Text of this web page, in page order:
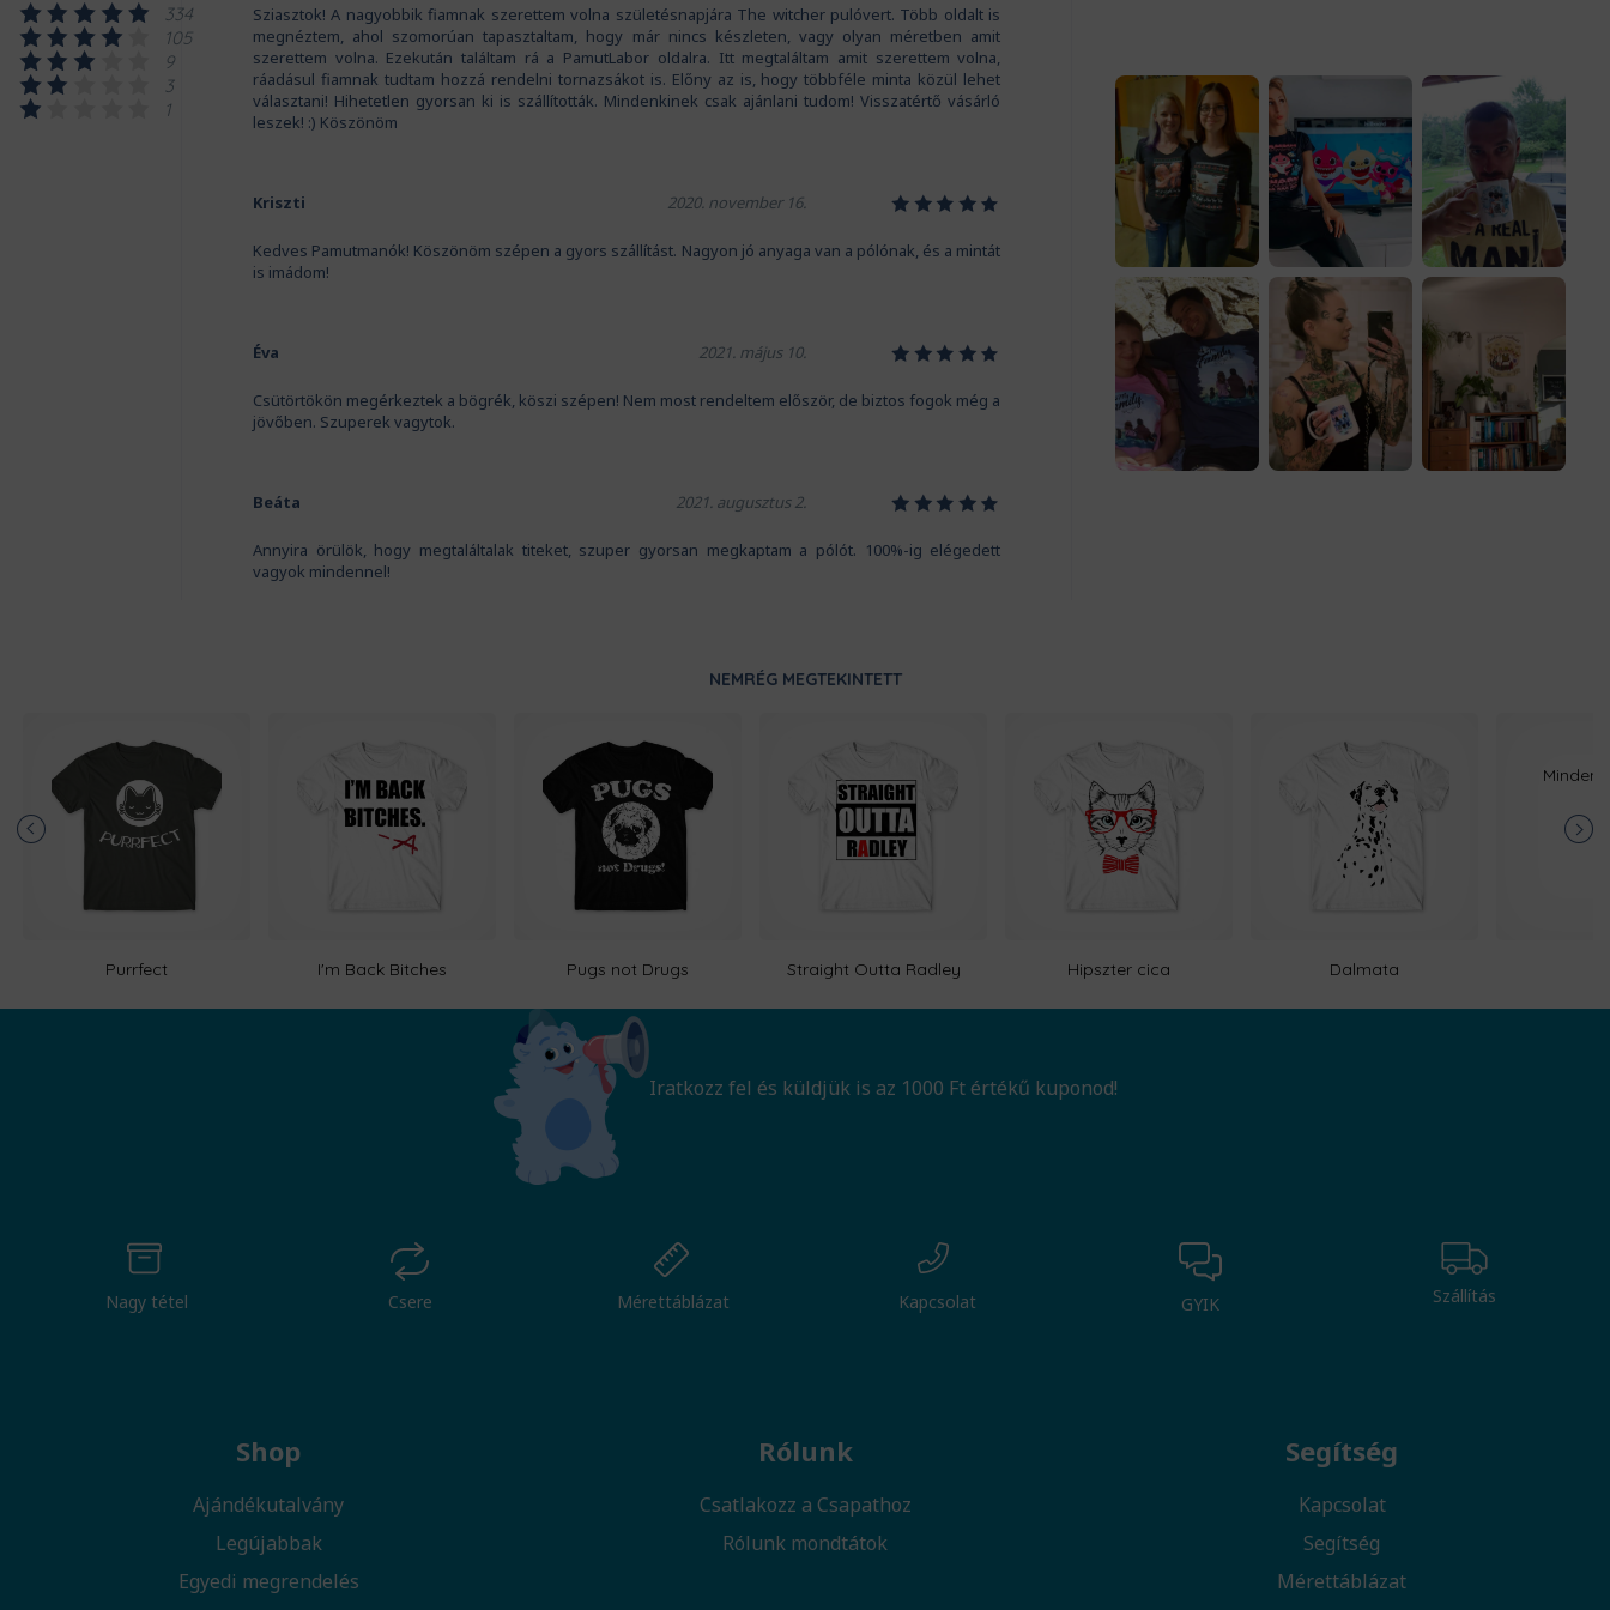
334
105
9
3
1
Sziasztok! A nagyobbik fiamnak szerettem volna születésnapjára The witcher pulóvert. Több oldalt is
megnéztem, ahol szomorúan tapasztaltam, hogy már nincs készleten, vagy olyan méretben amit
szerettem volna. Ezekután találtam rá a PamutLabor oldalra. Itt megtaláltam amit szerettem volna,
ráadásul fiamnak tudtam hozzá rendelni tornazsákot is. Előny az is, hogy többféle minta közül lehet
választani! Hihetetlen gyorsan ki is szállították. Mindenkinek csak ajánlani tudom! Visszatértő vásárló
leszek! :) Köszönöm
Kriszti 2020. november 16. 12345
Kedves Pamutmanók! Köszönöm szépen a gyors szállítást. Nagyon jó anyaga van a pólónak, és a mintát
is imádom!
Éva 2021. május 10. 12345
Csütörtökön megérkeztek a bögrék, köszi szépen! Nem most rendeltem először, de biztos fogok még a
jövőben. Szuperek vagytok.
Beáta 2021. augusztus 2. 12345
Annyira örülök, hogy megtaláltalak titeket, szuper gyorsan megkaptam a pólót. 100%-ig elégedett
vagyok mindennel!
NEMRÉG MEGTEKINTETT
Purrfect I'm Back Bitches Pugs not Drugs Straight Outta Radley Hipszter cica Dalmata
Iratkozz fel és küldjük is az 1000 Ft értékű kuponod!
Nagy tétel Csere Mérettáblázat Kapcsolat GYIK Szállítás
Shop
Ajándékutalvány
Legújabbak
Egyedi megrendelés
Rólunk
Csatlakozz a Csapathoz
Rólunk mondtátok
Segítség
Kapcsolat
Segítség
Mérettáblázat